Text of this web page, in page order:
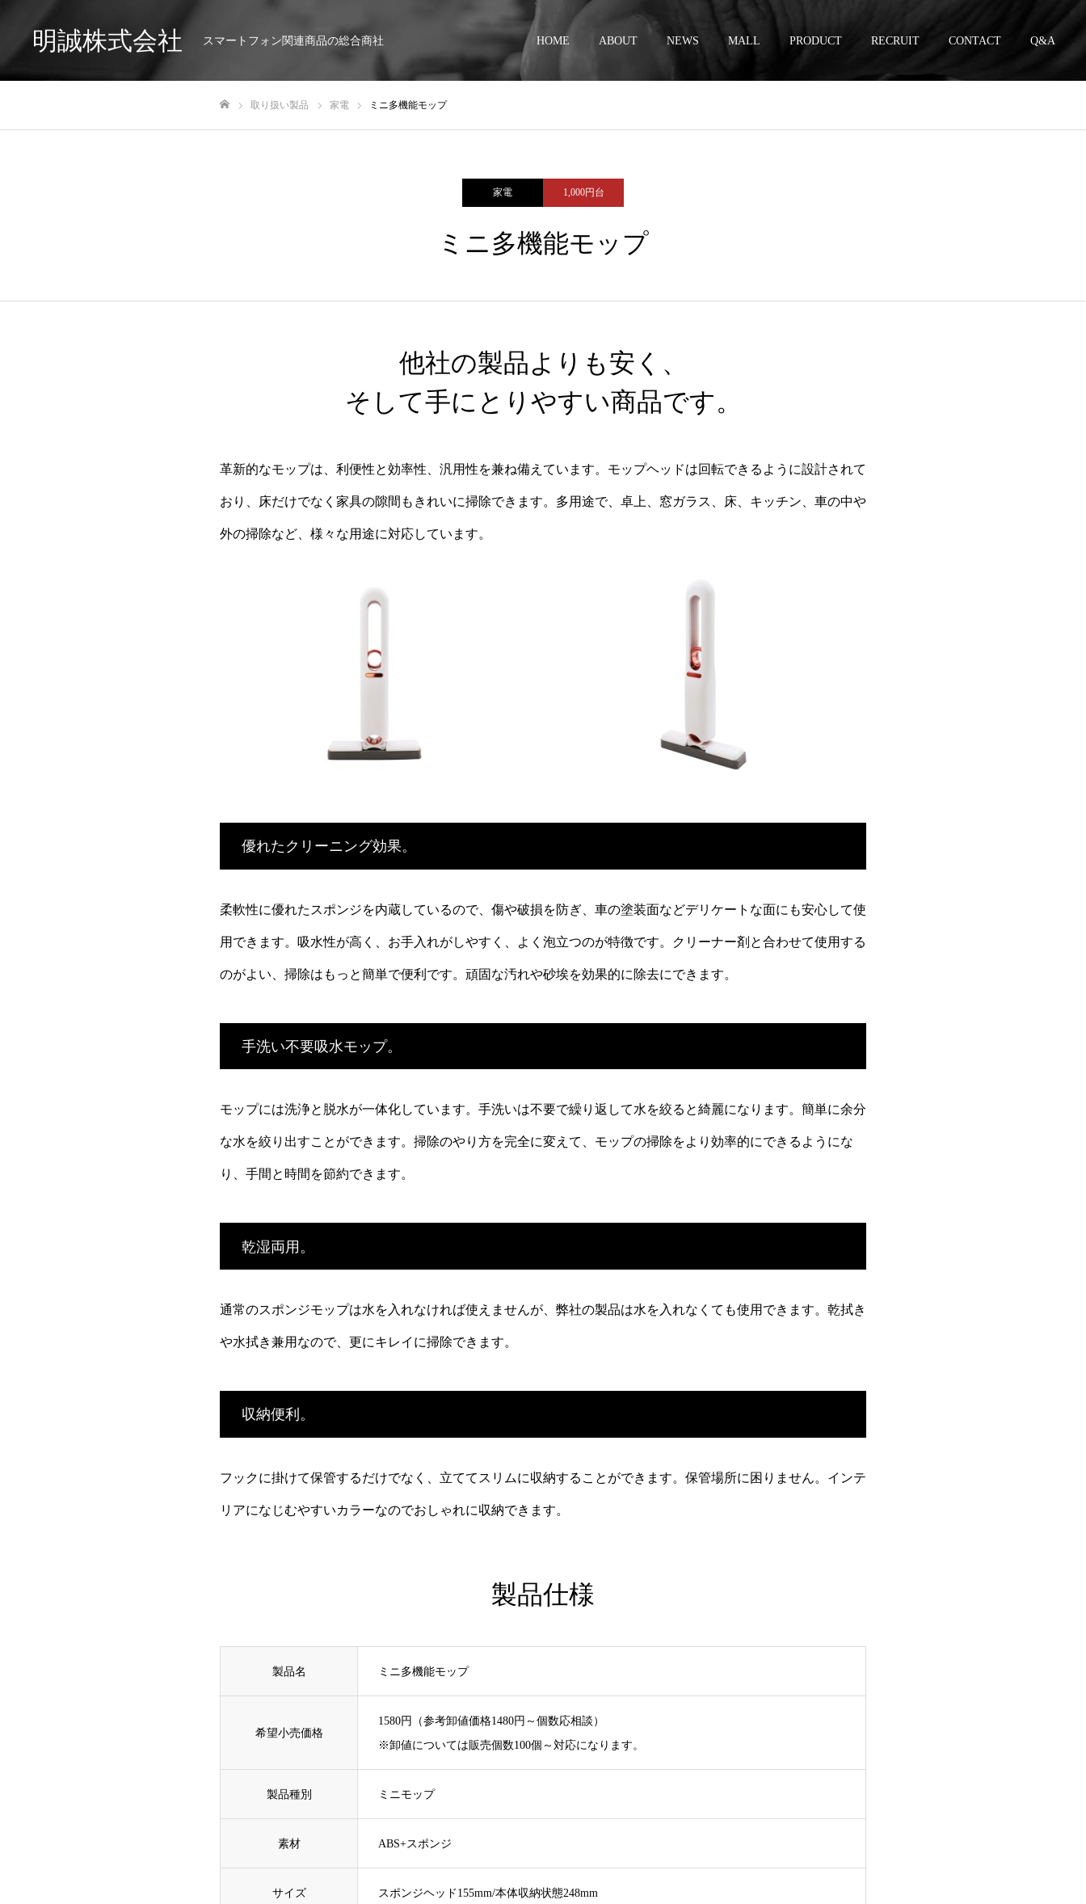
明誠株式会社 スマートフォン関連商品の総合商社 HOME ABOUT NEWS MALL PRODUCT RECRUIT CONTACT Q&A
取り扱い製品 家電 ミニ多機能モップ
家電 1,000円台
ミニ多機能モップ
他社の製品よりも安く、
そして手にとりやすい商品です。
革新的なモップは、利便性と効率性、汎用性を兼ね備えています。モップヘッドは回転できるように設計されて
おり、床だけでなく家具の隙間もきれいに掃除できます。多用途で、卓上、窓ガラス、床、キッチン、車の中や
外の掃除など、様々な用途に対応しています。
優れたクリーニング効果。
柔軟性に優れたスポンジを内蔵しているので、傷や破損を防ぎ、車の塗装面などデリケートな面にも安心して使
用できます。吸水性が高く、お手入れがしやすく、よく泡立つのが特徴です。クリーナー剤と合わせて使用する
のがよい、掃除はもっと簡単で便利です。頑固な汚れや砂埃を効果的に除去にできます。
手洗い不要吸水モップ。
モップには洗浄と脱水が一体化しています。手洗いは不要で繰り返して水を絞ると綺麗になります。簡単に余分
な水を絞り出すことができます。掃除のやり方を完全に変えて、モップの掃除をより効率的にできるようにな
り、手間と時間を節約できます。
乾湿両用。
通常のスポンジモップは水を入れなければ使えませんが、弊社の製品は水を入れなくても使用できます。乾拭き
や水拭き兼用なので、更にキレイに掃除できます。
収納便利。
フックに掛けて保管するだけでなく、立ててスリムに収納することができます。保管場所に困りません。インテ
リアになじむやすいカラーなのでおしゃれに収納できます。
製品仕様
製品名 ミニ多機能モップ
希望小売価格
1580円（参考卸値価格1480円～個数応相談）
※卸値については販売個数100個～対応になります。
製品種別 ミニモップ
素材 ABS+スポンジ
サイズ スポンジヘッド155mm/本体収納状態248mm